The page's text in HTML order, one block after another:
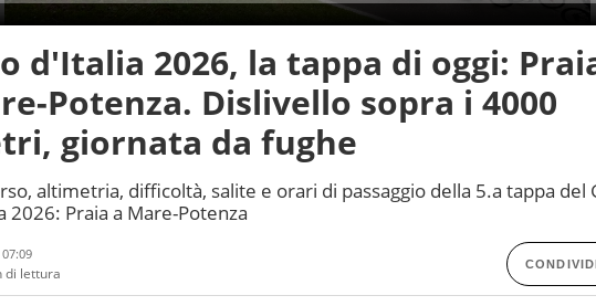
d'Italia 2026, la tappa di oggi:
Potenza. Dislivello sopra i 4000
giornata da fughe
altimetria, difficoltà, salite e orari di passaggio della 5.a tappa del
2026: Praia a Mare-Potenza
di lettura CONDIVIDI